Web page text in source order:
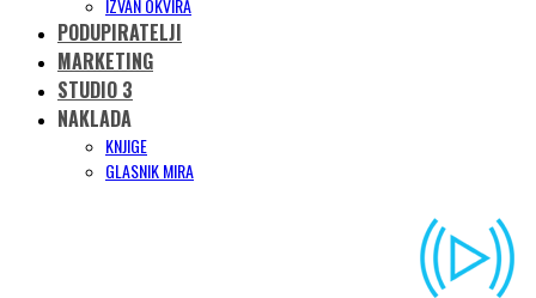
IZVAN OKVIRA
PODUPIRATELJI
MARKETING
STUDIO 3
NAKLADA
KNJIGE
GLASNIK MIRA